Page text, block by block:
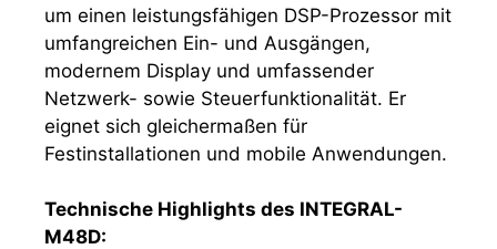
um einen leistungsfähigen DSP-Prozessor mit
umfangreichen Ein- und Ausgängen,
modernem Display und umfassender
Netzwerk- sowie Steuerfunktionalität. Er
eignet sich gleichermaßen für
Festinstallationen und mobile Anwendungen.
Technische Highlights des INTEGRAL-
M48D: